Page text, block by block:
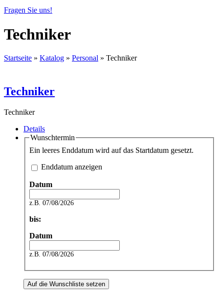
Fragen Sie uns!
Techniker
Startseite » Katalog » Personal » Techniker
Techniker
Techniker
Details
Wunschtermin
Ein leeres Enddatum wird auf das Startdatum gesetzt.
Enddatum anzeigen
Datum
z.B. 07/08/2026
bis:
Datum
z.B. 07/08/2026